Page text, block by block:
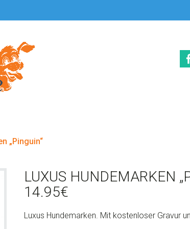
„Pinguin“
LUXUS HUNDEMARKEN
14.95€
Luxus Hundemarken. Mit kostenloser Gravur